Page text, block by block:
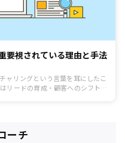
要視されている理由と手法
ャリングという言葉を耳にしたこ
リードの育成・顧客へのシフトを
ーチ